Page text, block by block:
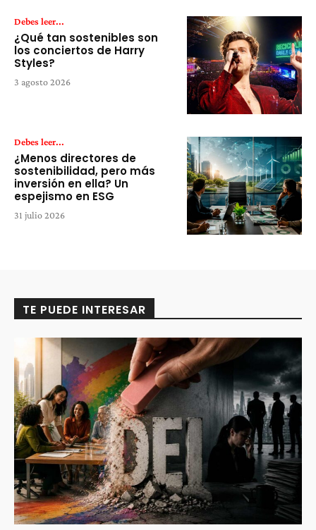
Debes leer...
¿Qué tan sostenibles son
los conciertos de Harry
Styles?
3 agosto 2026
Debes leer...
¿Menos directores de
sostenibilidad, pero más
inversión en ella? Un
espejismo en ESG
31 julio 2026
TE PUEDE INTERESAR